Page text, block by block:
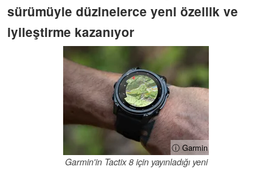
sürümüyle düzinelerce yeni özellik ve
iyileştirme kazanıyor
ⓘ Garmin
Garmin'in Tactix 8 için yayınladığı yeni